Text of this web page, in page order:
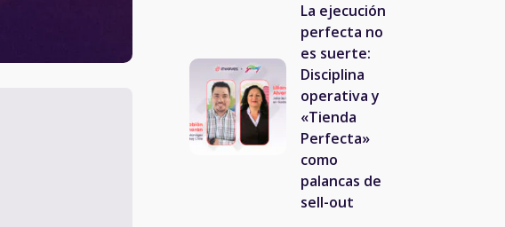
La ejecución
perfecta no
es suerte:
Disciplina
operativa y
«Tienda
Perfecta»
como
palancas de
sell-out